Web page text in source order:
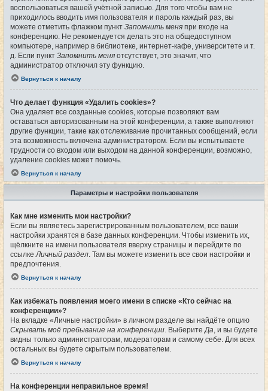
воспользоваться вашей учётной записью. Для того чтобы вам не
приходилось вводить имя пользователя и пароль каждый раз, вы
можете отметить флажком пункт Запомнить меня при входе на
конференцию. Не рекомендуется делать это на общедоступном
компьютере, например в библиотеке, интернет-кафе, университете и т.
д. Если пункт Запомнить меня отсутствует, это значит, что
администратор отключил эту функцию.
Вернуться к началу
Что делает функция «Удалить cookies»?
Она удаляет все созданные cookies, которые позволяют вам
оставаться авторизованным на этой конференции, а также выполняют
другие функции, такие как отслеживание прочитанных сообщений, если
эта возможность включена администратором. Если вы испытываете
трудности со входом или выходом на данной конференции, возможно,
удаление cookies может помочь.
Вернуться к началу
Параметры и настройки пользователя
Как мне изменить мои настройки?
Если вы являетесь зарегистрированным пользователем, все ваши
настройки хранятся в базе данных конференции. Чтобы изменить их,
щёлкните на имени пользователя вверху страницы и перейдите по
ссылкеЛичный раздел. Там вы можете изменить все свои настройки и
предпочтения.
Вернуться к началу
Как избежать появления моего имени в списке «Кто сейчас на
конференции»?
На вкладке «Личные настройки» в личном разделе вы найдёте опцию
Скрывать моё пребывание на конференции. ВыберитеДа, и вы будете
видны только администраторам, модераторам и самому себе. Для всех
остальных вы будете скрытым пользователем.
Вернуться к началу
На конференции неправильное время!